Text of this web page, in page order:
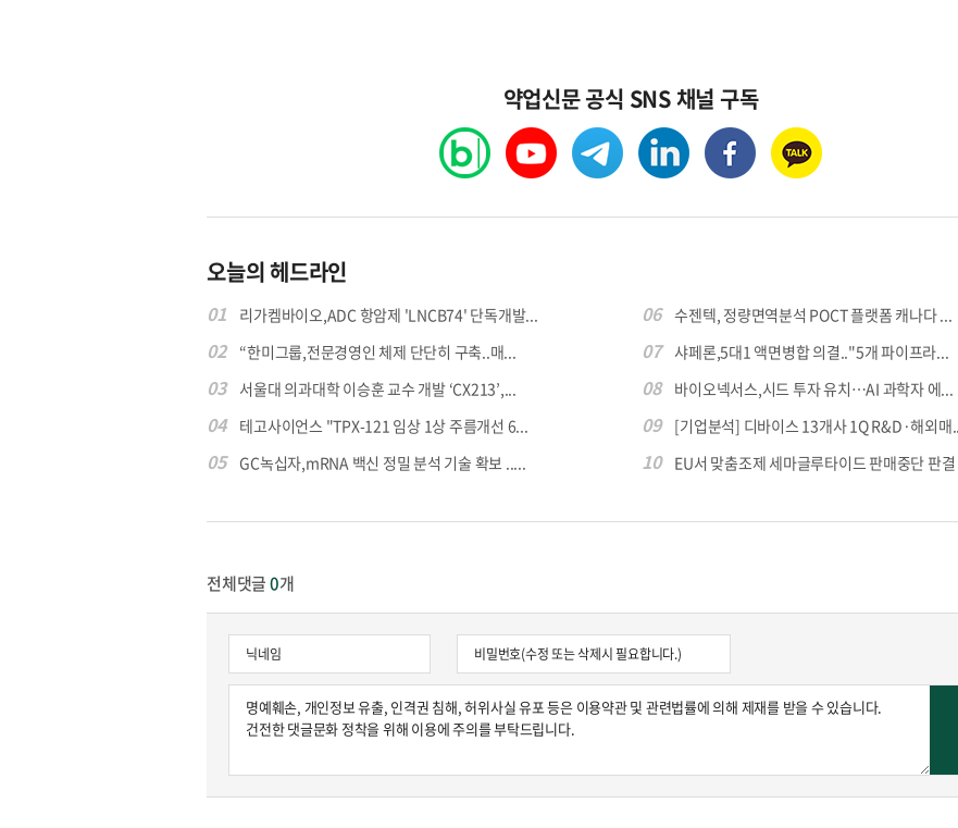
약업신문 공식 SNS 채널 구독
오늘의 헤드라인
01 리가켐바이오,ADC 항암제 'LNCB74' 단독개발...
02 “한미그룹,전문경영인 체제 단단히 구축..매...
03 서울대 의과대학 이승훈 교수 개발 ‘CX213’,...
04 테고사이언스 "TPX-121 임상 1상 주름개선 6...
05 GC녹십자,mRNA 백신 정밀 분석 기술 확보 .....
06 수젠텍, 정량면역분석 POCT 플랫폼 캐나다 ...
07 샤페론,5대1 액면병합 의결.."5개 파이프라...
08 바이오넥서스,시드 투자 유치…AI 과학자 에...
09 [기업분석] 디바이스 13개사 1Q R&D·해외매...
10 EU서 맞춤조제 세마글루타이드 판매중단 판결
전체댓글0개